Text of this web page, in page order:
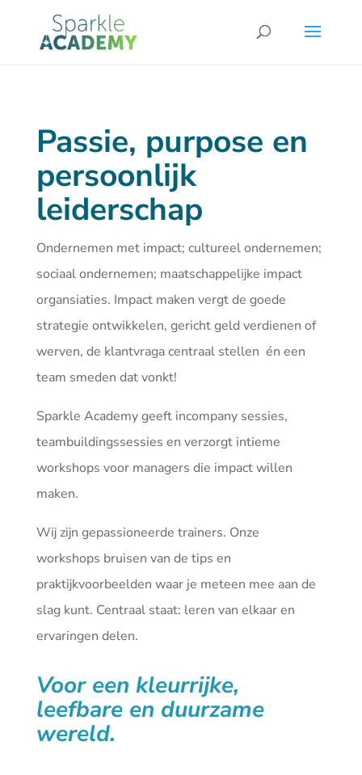
Passie, purpose en
persoonlijk
leiderschap
Ondernemen met impact; cultureel ondernemen;
sociaal ondernemen; maatschappelijke impact
organsiaties. Impact maken vergt de goede
strategie ontwikkelen, gericht geld verdienen of
werven, de klantvraga centraal stellen én een
team smeden dat vonkt!
Sparkle Academy geeft incompany sessies,
teambuildingssessies en verzorgt intieme
workshops voor managers die impact willen
maken.
Wij zijn gepassioneerde trainers. Onze
workshops bruisen van de tips en
praktijkvoorbeelden waar je meteen mee aan de
slag kunt. Centraal staat: leren van elkaar en
ervaringen delen.
Voor een kleurrijke,
leefbare en duurzame
wereld.